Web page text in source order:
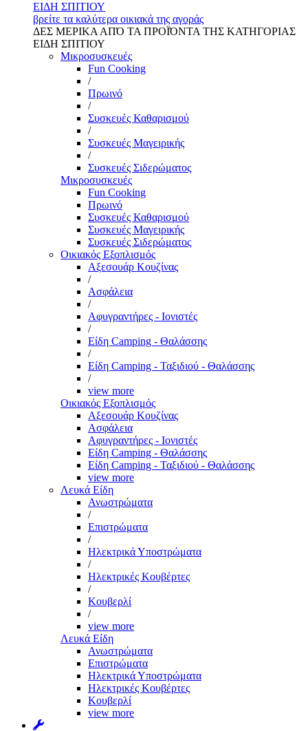
ΕΙΔΗ ΣΠΙΤΙΟΥ
βρείτε τα καλύτερα οικιακά της αγοράς
ΔΕΣ ΜΕΡΙΚΑ ΑΠΌ ΤΑ ΠΡΟΪΌΝΤΑ ΤΗΣ ΚΑΤΗΓΟΡΙΑΣ
ΕΙΔΗ ΣΠΙΤΙΟΥ
Μικροσυσκευές
Fun Cooking
/
Πρωινό
/
Συσκευές Καθαρισμού
/
Συσκευές Μαγειρικής
/
Συσκευές Σιδερώματος
Μικροσυσκευές
Fun Cooking
Πρωινό
Συσκευές Καθαρισμού
Συσκευές Μαγειρικής
Συσκευές Σιδερώματος
Οικιακός Εξοπλισμός
Αξεσουάρ Κουζίνας
/
Ασφάλεια
/
Αφυγραντήρες - Ιονιστές
/
Είδη Camping - Θαλάσσης
/
Είδη Camping - Ταξιδιού - Θαλάσσης
/
view more
Οικιακός Εξοπλισμός
Αξεσουάρ Κουζίνας
Ασφάλεια
Αφυγραντήρες - Ιονιστές
Είδη Camping - Θαλάσσης
Είδη Camping - Ταξιδιού - Θαλάσσης
view more
Λευκά Είδη
Ανωστρώματα
/
Επιστρώματα
/
Ηλεκτρικά Υποστρώματα
/
Ηλεκτρικές Κουβέρτες
/
Κουβερλί
/
view more
Λευκά Είδη
Ανωστρώματα
Επιστρώματα
Ηλεκτρικά Υποστρώματα
Ηλεκτρικές Κουβέρτες
Κουβερλί
view more